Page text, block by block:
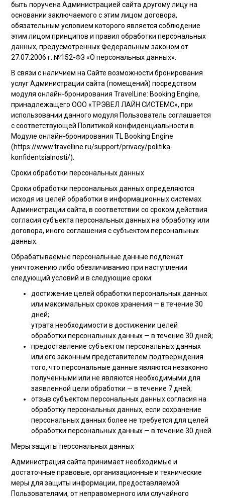
быть поручена Администрацией сайта другому лицу на
основании заключаемого с этим лицом договора,
обязательным условием которого является соблюдение
этим лицом принципов и правил обработки персональных
данных, предусмотренных Федеральным законом от
27.07.2006 г. №152-ФЗ «О персональных данных».
В связи с наличием на Сайте возможности бронирования
услуг Администрации сайта (помещений) посредством
модуля онлайн-бронирования TravelLine: Booking Engine,
принадлежащего ООО «ТРЭВЕЛ ЛАЙН СИСТЕМС», при
использовании данного модуля Пользователь соглашается
с соответствующей Политикой конфиденциальности в
Модуле онлайн-бронирования TL Booking Engine
(https://www.travelline.ru/support/privacy/politika-
konfidentsialnosti/).
Сроки обработки персональных данных
Сроки обработки персональных данных определяются
исходя из целей обработки в информационных системах
Администрации сайта, в соответствии со сроком действия
согласия субъекта персональных данных на обработку или
договора, иного соглашения с субъектом персональных
данных.
Обрабатываемые персональные данные подлежат
уничтожению либо обезличиванию при наступлении
следующий условий и в следующие сроки:
достижение целей обработки персональных данных
или максимальных сроков хранения — в течение 30
дней;
утрата необходимости в достижении целей
обработки персональных данных — в течение 30 дней;
предоставление субъектом персональных данных
или его законным представителем подтверждения
того, что персональные данные являются незаконно
полученными или не являются необходимыми для
заявленной цели обработки — в течение 7 дней;
отзыв субъектом персональных данных согласия на
обработку персональных данных, если сохранение
персональных данных более не требуется для целей
обработки персональных данных — в течение 30 дней.
Меры защиты персональных данных
Администрация сайта принимает необходимые и
достаточные правовые, организационные и технические
меры для защиты информации, предоставляемой
Пользователями, от неправомерного или случайного